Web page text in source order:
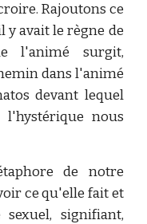
Rajoutons ce
y avait le règne de
l'animé surgit,
dans l'animé
devant lequel
nous
de notre
ce qu'elle fait et
signifiant,